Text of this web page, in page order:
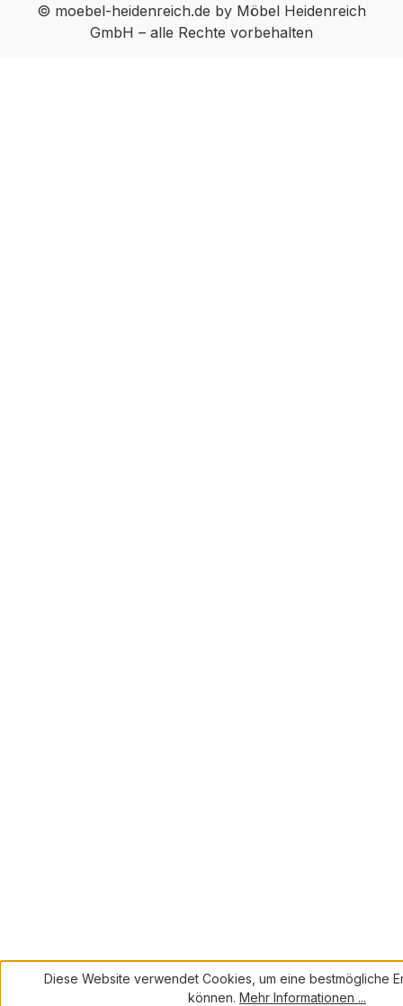
© moebel-heidenreich.de by Möbel Heidenreich
GmbH – alle Rechte vorbehalten
Diese Website verwendet Cookies, um eine bestmögliche
können. Mehr Informationen ...